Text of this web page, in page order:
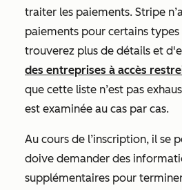
traiter les paiements. Stripe
paiements pour certains types
trouverez plus de détails et
des entreprises à accès
que cette liste n’est pas
est examinée au cas par cas.
Au cours de l’inscription, il se
doive demander des
supplémentaires pour